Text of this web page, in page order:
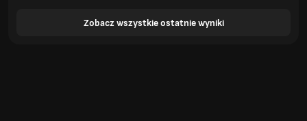
Zobacz wszystkie ostatnie wyniki